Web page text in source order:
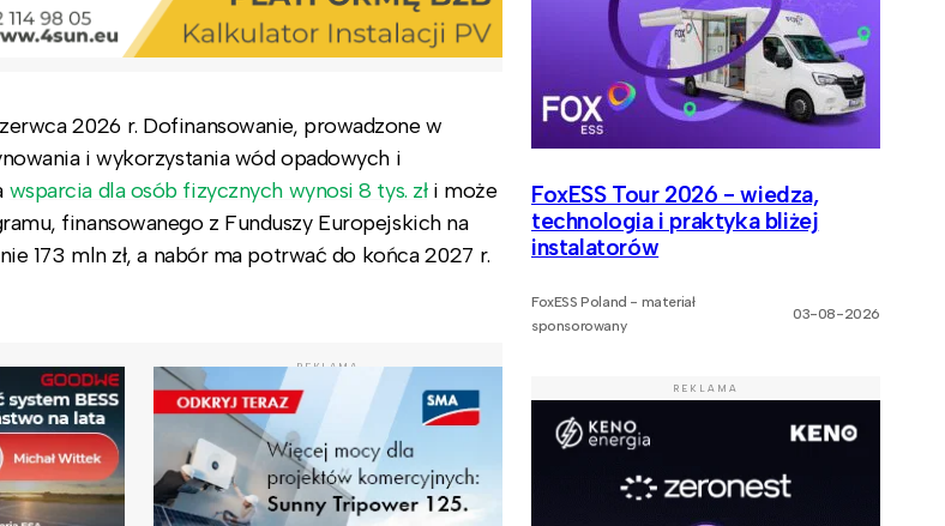
2026 r. Dofinansowanie, prowadzone w
i wykorzystania wód opadowych i
wsparcia dla osób fizycznych wynosi 8 tys. złi może
finansowanego z Funduszy Europejskich na
173 mln zł, a nabór ma potrwać do końca 2027 r.
REKLAMA
FoxESS Tour 2026 - wiedza,
technologia i praktyka bliżej
instalatorów
FoxESS Poland - materiał
sponsorowany
03-08-2026
REKLAMA